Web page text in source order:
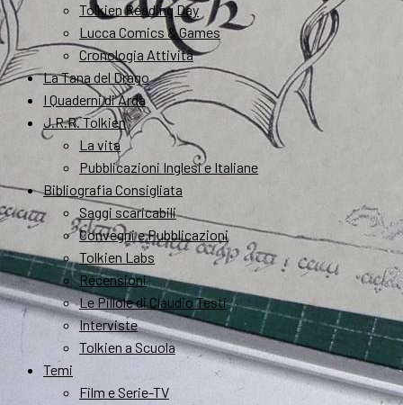
Tolkien Reading Day
Lucca Comics & Games
Cronologia Attività
La Tana del Drago
I Quaderni di Arda
J.R.R. Tolkien
La vita
Pubblicazioni Inglesi e Italiane
Bibliografia Consigliata
Saggi scaricabili
Convegni e Pubblicazioni
Tolkien Labs
Recensioni
Le Pillole di Claudio Testi
Interviste
Tolkien a Scuola
Temi
Film e Serie-TV